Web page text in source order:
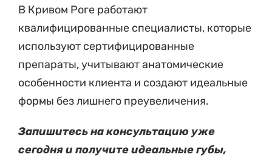
В Кривом Роге работают
квалифицированные специалисты, которые
используют сертифицированные
препараты, учитывают анатомические
особенности клиента и создают идеальные
формы без лишнего преувеличения.
Запишитесь на консультацию уже
сегодня и получите идеальные губы,